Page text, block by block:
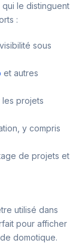
le distinguent
:
sous
et autres
les projets
y compris
de projets et
utilisé dans
pour afficher
domotique.